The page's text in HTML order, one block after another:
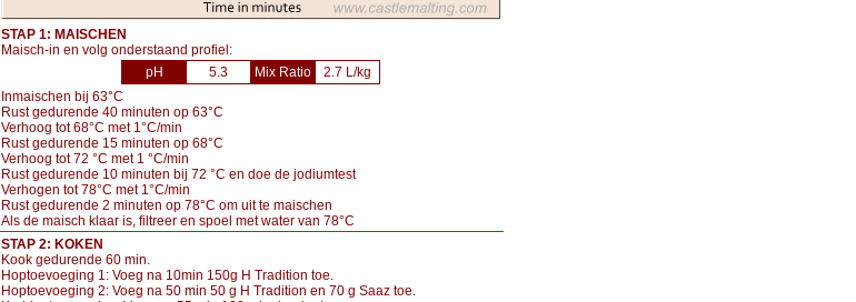
STAP 1: MAISCHEN
Maisch-in en volg onderstaand profiel:
pH
5.3 Mix Ratio
2.7 L/kg
Inmaischen bij 63°C
Rust gedurende 40 minuten op 63°C
Verhoog tot 68°C met 1°C/min
Rust gedurende 15 minuten op 68°C
Verhoog tot 72 °C met 1 °C/min
Rust gedurende 10 minuten bij 72 °C en doe de jodiumtest
Verhogen tot 78°C met 1°C/min
Rust gedurende 2 minuten op 78°C om uit te maischen
Als de maisch klaar is, filtreer en spoel met water van 78°C
STAP 2: KOKEN
Kook gedurende 60 min.
Hoptoevoeging 1: Voeg na 10min 150g H Tradition toe.
Hoptoevoeging 2: Voeg na 50 min 50 g H Tradition en 70 g Saaz toe.